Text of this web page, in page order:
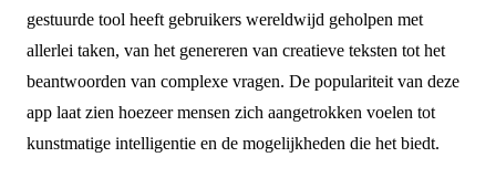
gestuurde tool heeft gebruikers wereldwijd geholpen met
allerlei taken, van het genereren van creatieve teksten tot het
beantwoorden van complexe vragen. De populariteit van deze
app laat zien hoezeer mensen zich aangetrokken voelen tot
kunstmatige intelligentie en de mogelijkheden die het biedt.